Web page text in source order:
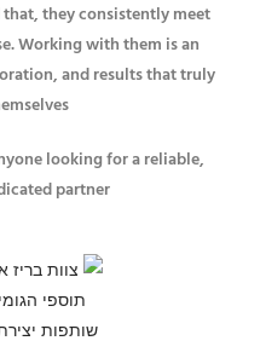
that, they consistently meet
Working with them is an
and results that truly
looking for a reliable,
partner.”